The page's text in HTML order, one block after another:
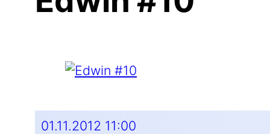
01.11.2012 11:00